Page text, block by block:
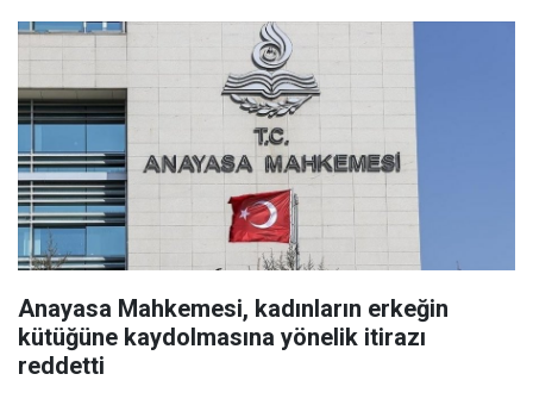
Anayasa Mahkemesi, kadınların erkeğin
kütüğüne kaydolmasına yönelik itirazı
reddetti